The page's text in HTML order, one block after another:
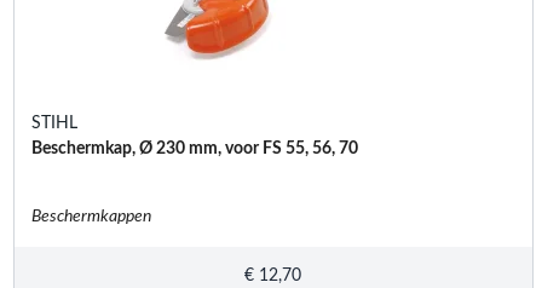
STIHL
Beschermkap, Ø 230 mm, voor FS 55, 56, 70
Beschermkappen
€ 12,70